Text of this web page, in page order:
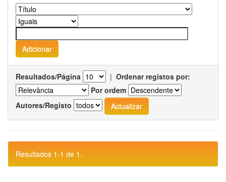
Resultados/Página | Ordenar registos por:
Por ordem
Autores/Registo
Resultados 1-1 de 1.